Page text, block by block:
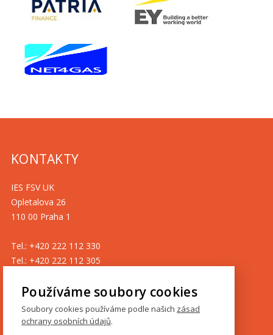
KONTAKTY
IES FSV UK
Opletalova 26
110 00 Praha 1
Tel.: +420 222 112 330
Tel.: +420 222 112 305
ies@fsv.cuni.cz
GDPR
Používáme soubory cookies
Soubory cookies používáme podle našich zásad
ochrany osobních údajů.